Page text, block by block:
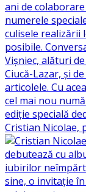
Cristian Nicolae,